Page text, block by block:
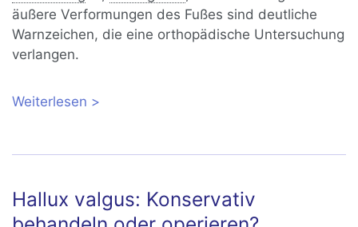
äußere Verformungen des Fußes sind deutliche
Warnzeichen, die eine orthopädische Untersuchung
verlangen.
Weiterlesen über Fußschmerzen verstehen: Was ist
Hallux valgus: Konservativ